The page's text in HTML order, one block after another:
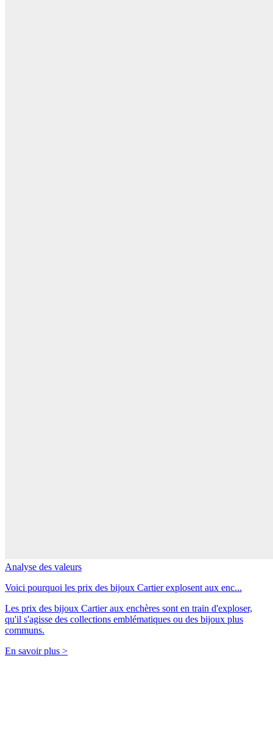
Analyse des valeurs
Voici pourquoi les prix des bijoux Cartier explosent aux enc...
Les prix des bijoux Cartier aux enchères sont en train d'exploser,
qu'il s'agisse des collections emblématiques ou des bijoux plus
communs.
En savoir plus >